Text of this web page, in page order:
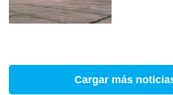
Cargar más